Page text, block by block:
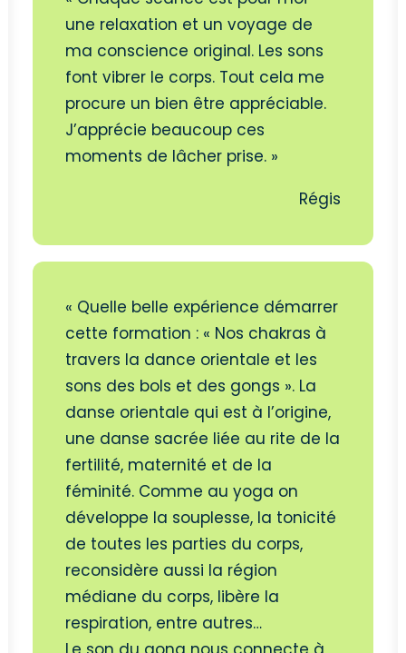
une relaxation et un voyage de
ma conscience original. Les sons
font vibrer le corps. Tout cela me
procure un bien être appréciable.
J’apprécie beaucoup ces
moments de lâcher prise. »
Régis
« Quelle belle expérience démarrer
cette formation : « Nos chakras à
travers la dance orientale et les
sons des bols et des gongs ». La
danse orientale qui est à l’origine,
une danse sacrée liée au rite de la
fertilité, maternité et de la
féminité. Comme au yoga on
développe la souplesse, la tonicité
de toutes les parties du corps,
reconsidère aussi la région
médiane du corps, libère la
respiration, entre autres…